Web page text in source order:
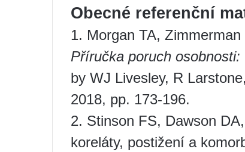
Obecné referenční
1. Morgan TA,
Příručka poruch
by WJ Livesley, R
2018, pp. 173-196.
2. Stinson FS, Dawson
koreláty, postižení a